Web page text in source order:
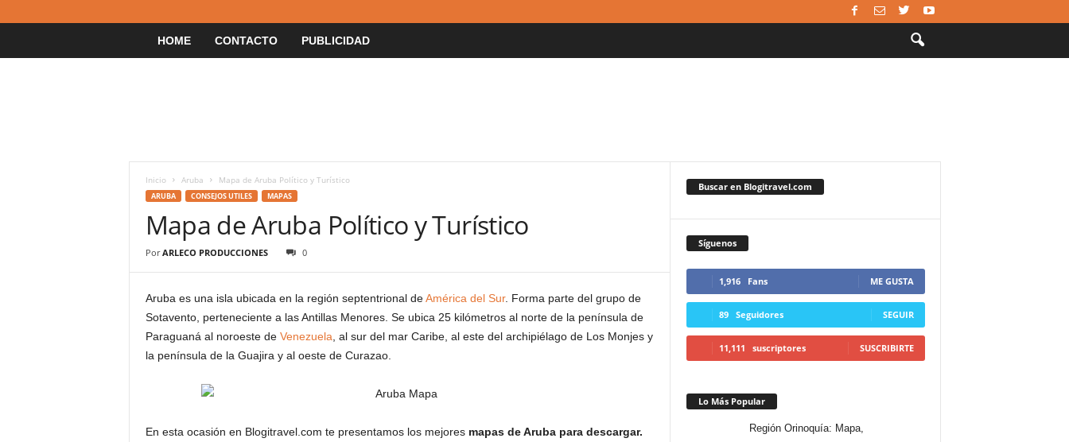
HOME CONTACTO PUBLICIDAD
Inicio Aruba Mapa de Aruba Político y Turístico
ARUBA CONSEJOS UTILES MAPAS
Mapa de Aruba Político y Turístico
Por ARLECO PRODUCCIONES 0
Aruba es una isla ubicada en la región septentrional deAmérica del Sur. Forma parte del grupo de
Sotavento, perteneciente a las Antillas Menores. Se ubica 25 kilómetros al norte de la península de
Paraguaná al noroeste de Venezuela , al sur del mar Caribe, al este del archipiélago de Los Monjes y
la península de la Guajira y al oeste de Curazao.
En esta ocasión en Blogitravel.com te presentamos los mejores mapas de Aruba para descargar.
Buscar en Blogitravel.com
Síguenos
1,916 Fans ME GUSTA
89 Seguidores SEGUIR
11,111 suscriptores SUSCRIBIRTE
Lo Más Popular
Región Orinoquía: Mapa,